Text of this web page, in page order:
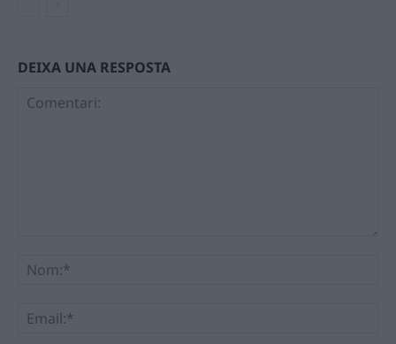
DEIXA UNA RESPOSTA